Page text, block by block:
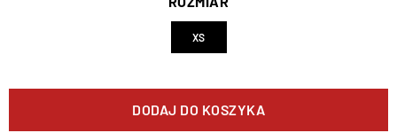
XS
DODAJ DO KOSZYKA